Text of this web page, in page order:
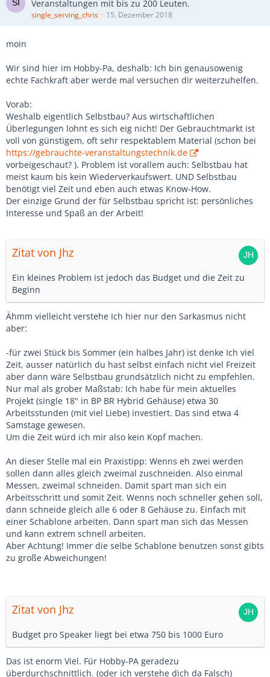
Veranstaltungen mit bis zu 200 Leuten.
single_serving_chris 15. Dezember 2018
moin
Wir sind hier im Hobby-Pa, deshalb: Ich bin genausowenig
echte Fachkraft aber werde mal versuchen dir weiterzuhelfen.
Vorab:
Weshalb eigentlich Selbstbau? Aus wirtschaftlichen
Überlegungen lohnt es sich eig nicht! Der Gebrauchtmarkt ist
voll von günstigem, oft sehr respektablem Material (schon bei
https://gebrauchte-veranstaltungstechnik.de
vorbeigeschaut? ). Problem ist vorallem auch: Selbstbau hat
meist kaum bis kein Wiederverkaufswert. UND Selbstbau
benötigt viel Zeit und eben auch etwas Know-How.
Der einzige Grund der für Selbstbau spricht ist: persönliches
Interesse und Spaß an der Arbeit!
Zitat von Jhz
Ein kleines Problem ist jedoch das Budget und die Zeit zu
Beginn
Ähmm vielleicht verstehe Ich hier nur den Sarkasmus nicht
aber:
-für zwei Stück bis Sommer (ein halbes Jahr) ist denke Ich viel
Zeit, ausser natürlich du hast selbst einfach nicht viel Freizeit
aber dann wäre Selbstbau grundsätzlich nicht zu empfehlen.
Nur mal als grober Maßstab: Ich habe für mein aktuelles
Projekt (single 18" in BP BR Hybrid Gehäuse) etwa 30
Arbeitsstunden (mit viel Liebe) investiert. Das sind etwa 4
Samstage gewesen.
Um die Zeit würd ich mir also kein Kopf machen.
An dieser Stelle mal ein Praxistipp: Wenns eh zwei werden
sollen dann alles gleich zweimal zuschneiden. Also einmal
Messen, zweimal schneiden. Damit spart man sich ein
Arbeitsschritt und somit Zeit. Wenns noch schneller gehen soll,
dann schneide gleich alle 6 oder 8 Gehäuse zu. Einfach mit
einer Schablone arbeiten. Dann spart man sich das Messen
und kann extrem schnell arbeiten.
Aber Achtung! Immer die selbe Schablone benutzen sonst gibts
zu große Abweichungen!
Zitat von Jhz
Budget pro Speaker liegt bei etwa 750 bis 1000 Euro
Das ist enorm Viel. Für Hobby-PA geradezu
überdurchschnittlich. (oder ich verstehe dich da Falsch)